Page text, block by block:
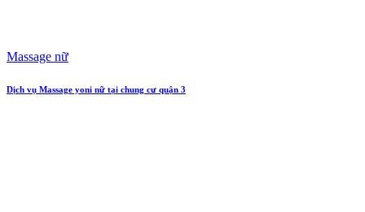
Massage nữ
Dịch vụ Massage yoni nữ tại chung cư quận 3